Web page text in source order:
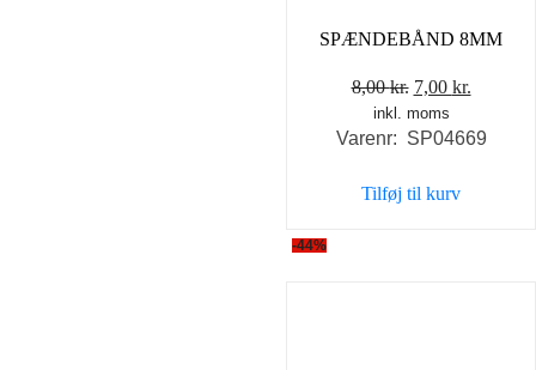
SPÆNDEBÅND 8MM
8,00kr. Den
oprindelige
pris
8,00 kr..
7,00 kr.
pris
inkl. moms
Varenr: SP04669
Tilføj til kurv
-44%